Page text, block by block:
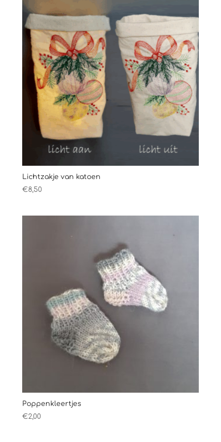
Lichtzakje van katoen
€8,50
Poppenkleertjes
€2,00